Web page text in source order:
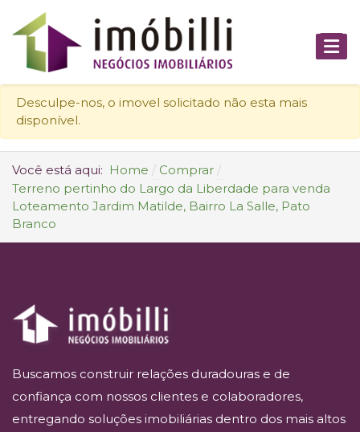
Desculpe-nos, o imovel solicitado não esta mais
disponível.
Você está aqui: Home
Comprar
Terreno pertinho do Largo da Liberdade para venda
Loteamento Jardim Matilde, Bairro La Salle, Pato
Branco
Buscamos construir relações duradouras e de
confiança com nossos clientes e colaboradores,
entregando soluções imobiliárias dentro dos mais altos